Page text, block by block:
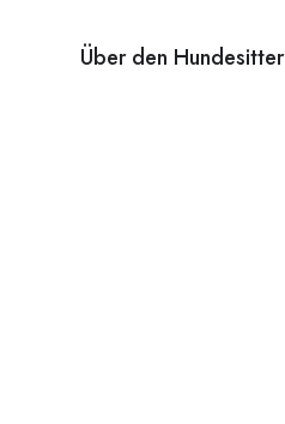
Über den Hundesitter